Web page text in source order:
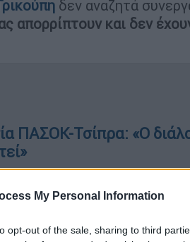
My Personal Information
opt-out of the sale, sharing to third
δεν αναζητά
απορρίπτουν και δεν
ΠΑΣΟΚ-Τσίπρα: «Ο
με ΝΔ - Να
δυνάμεις